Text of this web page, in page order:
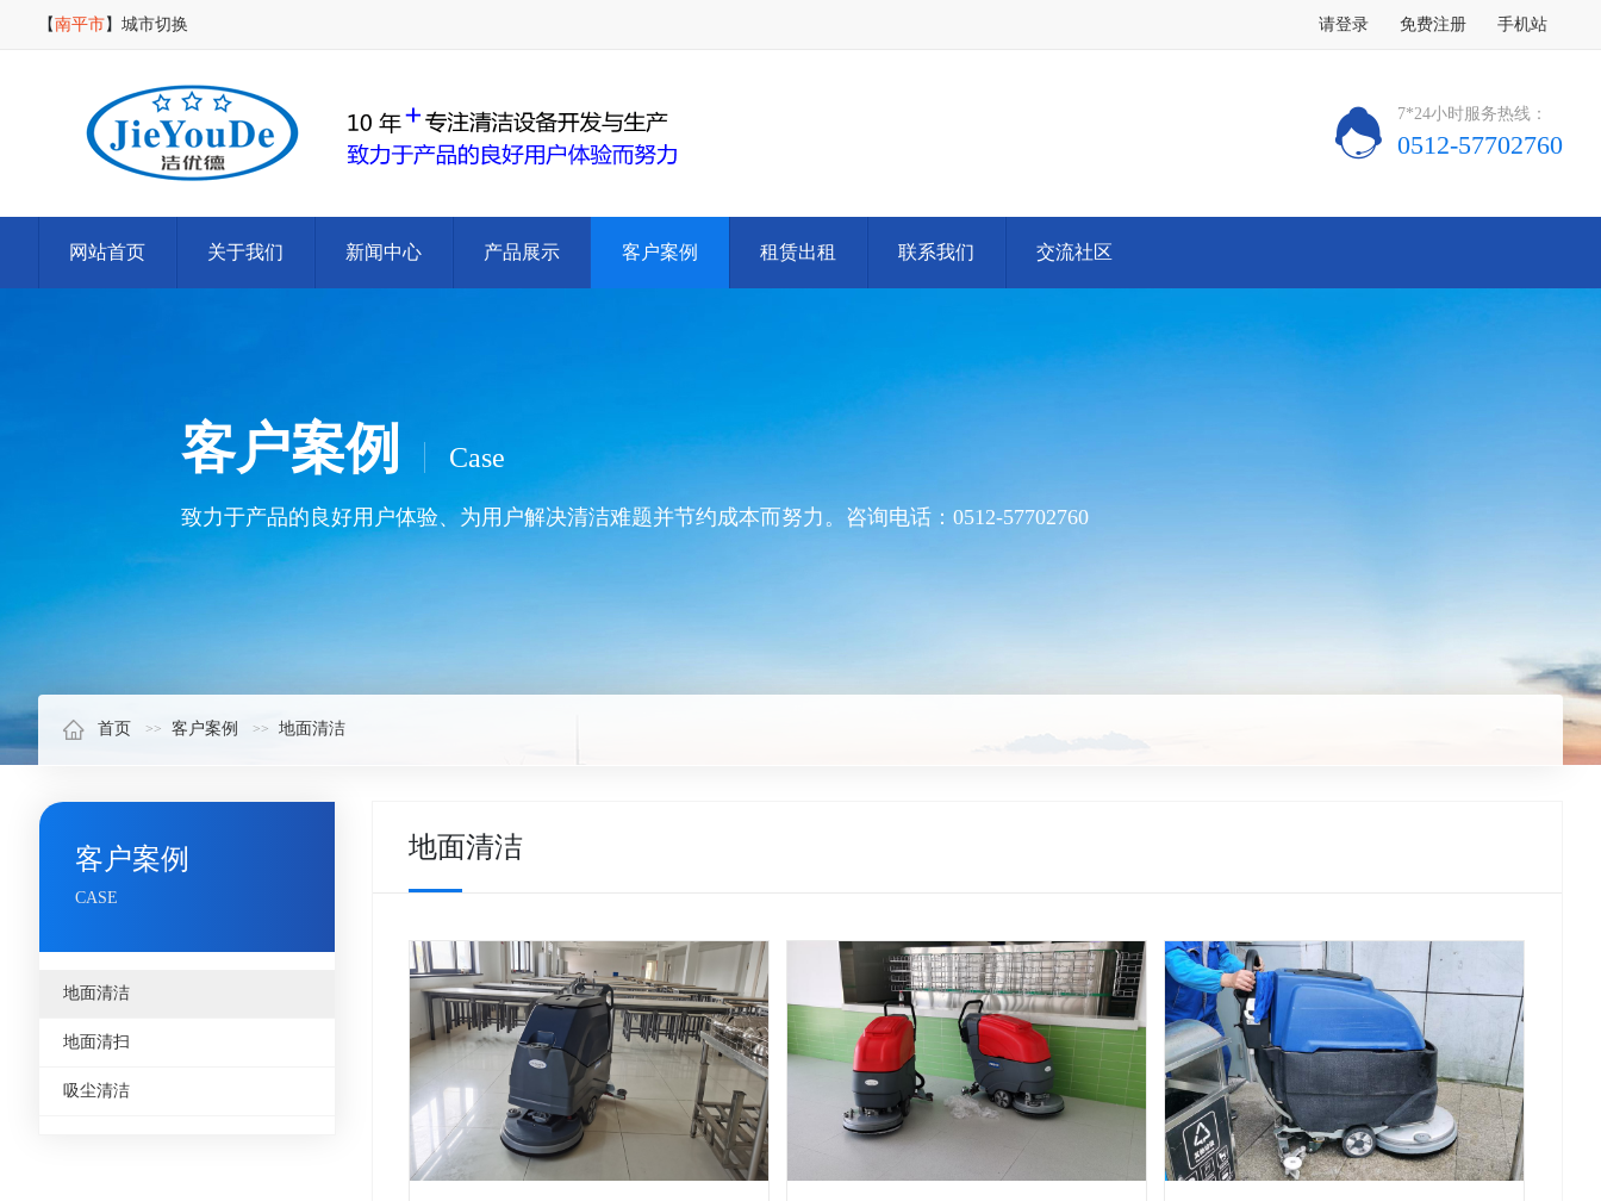
【南平市】 城市切换 请登录 免费注册 手机站
7*24小时服务热线：
0512-57702760
网站首页 关于我们 新闻中心 产品展示 客户案例 租赁出租 联系我们 交流社区
客户案例 Case
致力于产品的良好用户体验、为用户解决清洁难题并节约成本而努力。咨询电话：0512-57702760
首页 客户案例 地面清洁
客户案例
CASE
地面清洁
地面清扫
吸尘清洁
地面清洁